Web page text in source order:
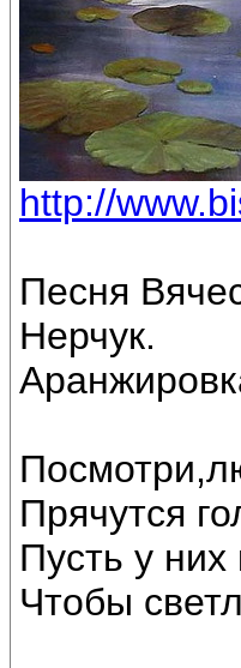
http://
Песня
Нерчук.
Прячутся
Пусть у
Чтобы